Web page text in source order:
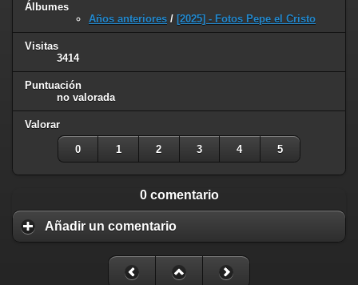
Álbumes
Años anteriores / [2025] - Fotos Pepe el Cristo
Visitas
3414
Puntuación
no valorada
Valorar
0 1 2 3 4 5
0 comentario
Añadir un comentario